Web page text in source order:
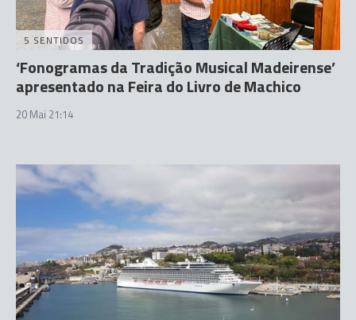
5 SENTIDOS
‘Fonogramas da Tradição Musical Madeirense’
apresentado na Feira do Livro de Machico
20 Mai 21:14